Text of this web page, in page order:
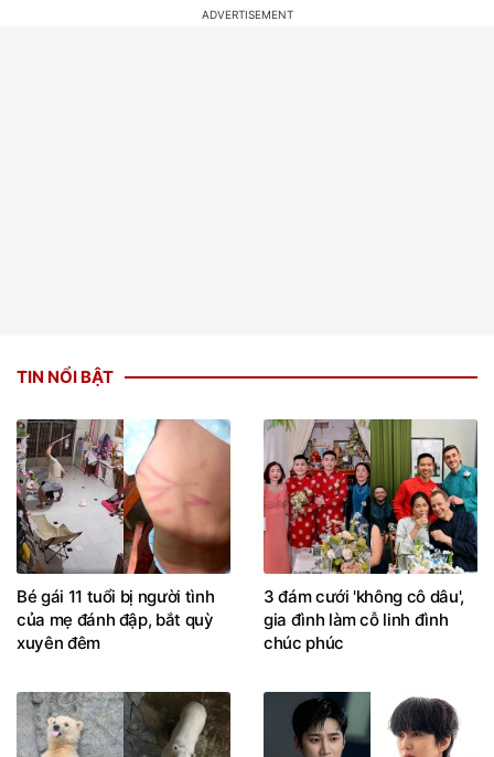
TIN NỔI BẬT
Bé gái 11 tuổi bị người tình
của mẹ đánh đập, bắt quỳ
xuyên đêm
3 đám cưới 'không cô dâu',
gia đình làm cỗ linh đình
chúc phúc